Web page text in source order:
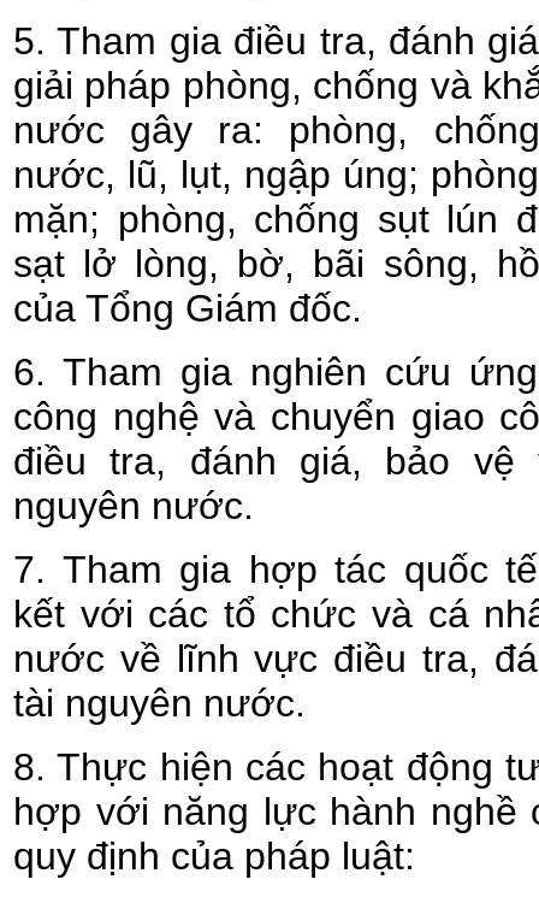
5. Tham gia điều tra, đánh
giải pháp phòng, chống và
nước gây ra: phòng,
nước, lũ, lụt, ngập úng;
mặn; phòng, chống sụt lún
sạt lở lòng, bờ, bãi sông,
của Tổng Giám đốc.
6. Tham gia nghiên cứu
công nghệ và chuyển giao
điều tra, đánh giá, bảo vệ
nguyên nước.
7. Tham gia hợp tác quốc
kết với các tổ chức và cá
nước về lĩnh vực điều tra,
tài nguyên nước.
8. Thực hiện các hoạt động
hợp với năng lực hành nghề
quy định của pháp luật: